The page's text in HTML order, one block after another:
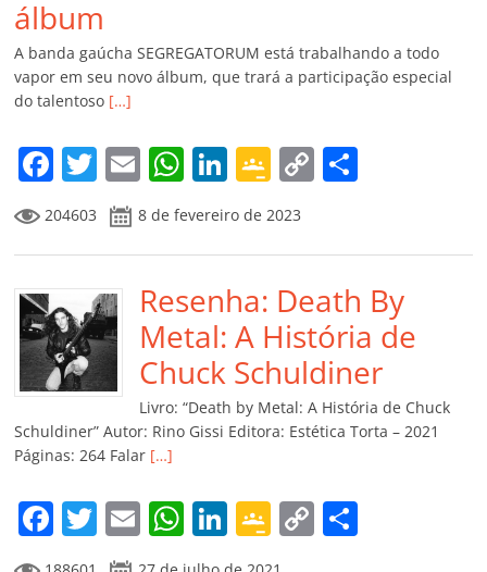
álbum
A banda gaúcha SEGREGATORUM está trabalhando a todo
vapor em seu novo álbum, que trará a participação especial
do talentoso […]
F
a
c
e
b
o
o
k
T
w
itt
er
E
m
ai
l
W
at
s
A
p
p
Li
k
e
dI
n
G
o
o
gl
e
Cl
a
ss
ro
m
C
y
Li
n
k
p
ar
til
h
ar
204603 8 de fevereiro de 2023
Resenha: Death By
Metal: A História de
Chuck Schuldiner
Livro: “Death by Metal: A História de Chuck
Schuldiner” Autor: Rino Gissi Editora: Estética Torta – 2021
Páginas: 264 Falar […]
F
a
T
w
E
m
W
h
Li
n
G
o
C